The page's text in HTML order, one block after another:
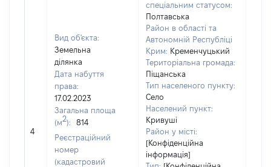
4
Вид об'єкта:
Земельна
ділянка
Дата набуття
права:
17.02.2023
Загальна площа
(м2):
814
Реєстраційний
номер
(кадастровий
спеціальним статусом:
Полтавська
Район в області та
Автономній Республіці
Крим: Кременчуцький
Територіальна громада:
Піщанська
Тип населеного пункту:
Село
Населений пункт:
Кривуші
Район у місті:
[Конфіденційна
інформація]